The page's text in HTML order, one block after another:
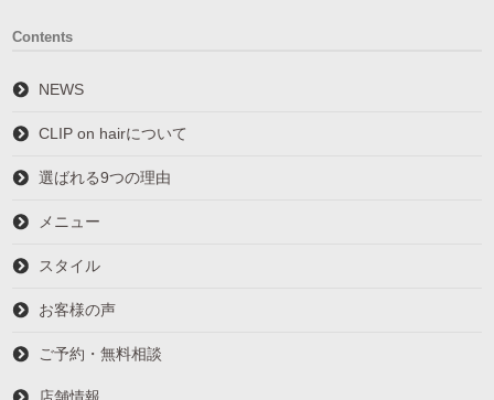
Contents
NEWS
CLIP on hairについて
選ばれる9つの理由
メニュー
スタイル
お客様の声
ご予約・無料相談
店舗情報